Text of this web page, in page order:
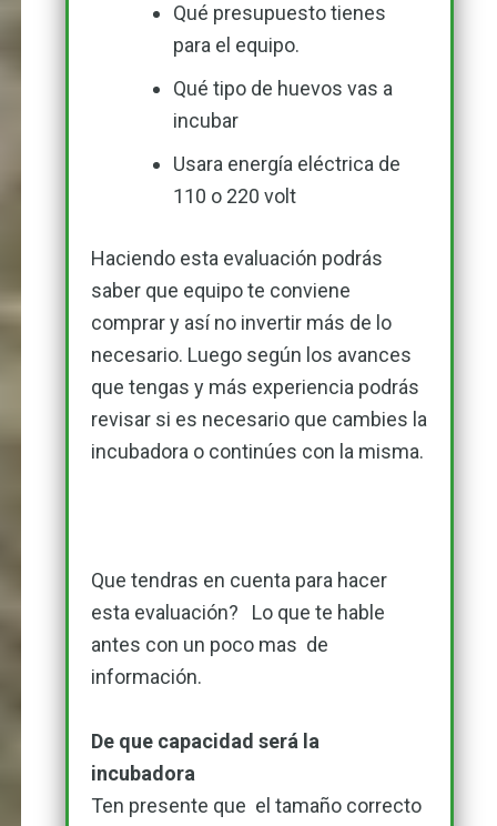
Qué presupuesto tienes
para el equipo.
Qué tipo de huevos vas a
incubar
Usara energía eléctrica de
110 o 220 volt
Haciendo esta evaluación podrás
saber que equipo te conviene
comprar y así no invertir más de lo
necesario. Luego según los avances
que tengas y más experiencia podrás
revisar si es necesario que cambies la
incubadora o continúes con la misma.
Que tendras en cuenta para hacer
esta evaluación? Lo que te hable
antes con un poco mas de
información.
De que capacidad será la
incubadora
Ten presente que el tamaño correcto